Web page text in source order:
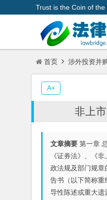
Trust is the Coin of the
首页 涉外投资并
非上
文章摘要 第一章
《证券法》、《
政法规及部门规章
告书（以下简称重
导性陈述或重大
A+